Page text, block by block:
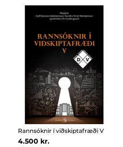
Rannsóknir í viðskiptafræði V
4.500 kr.